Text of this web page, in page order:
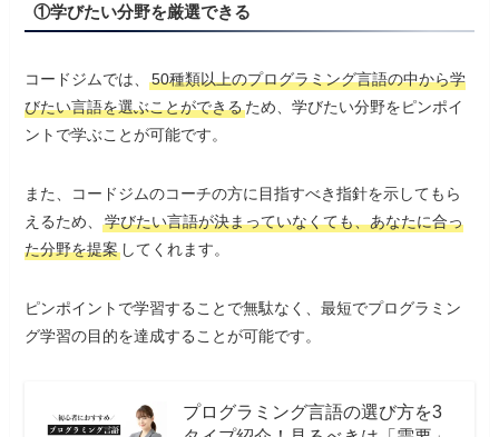
①学びたい分野を厳選できる
コードジムでは、50種類以上のプログラミング言語の中から学
びたい言語を選ぶことができるため、学びたい分野をピンポイ
ントで学ぶことが可能です。
また、コードジムのコーチの方に目指すべき指針を示してもら
えるため、学びたい言語が決まっていなくても、あなたに合っ
た分野を提案 してくれます。
ピンポイントで学習することで無駄なく、最短でプログラミン
グ学習の目的を達成することが可能です。
プログラミング言語の選び方を3